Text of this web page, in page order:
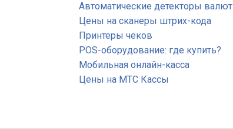
Автоматические детекторы валют
Цены на сканеры штрих-кода
Принтеры чеков
POS-оборудование: где купить?
Мобильная онлайн-касса
Цены на МТС Кассы